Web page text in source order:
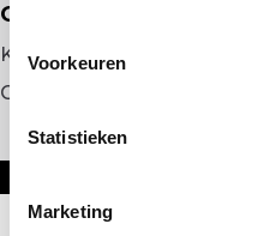
Voorkeuren
Statistieken
Marketing
OVER ONS
Kennismaken met MELON
Contact